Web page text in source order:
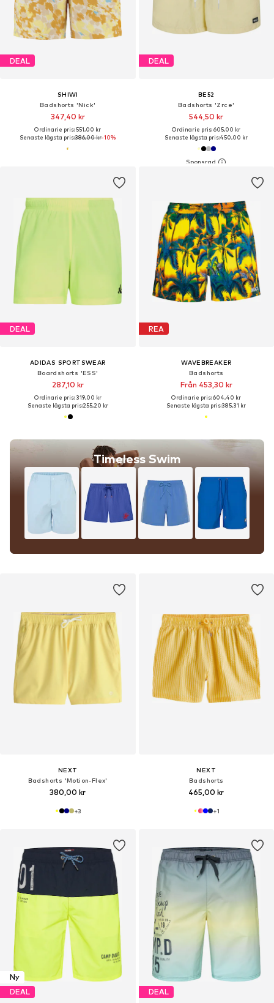
DEAL
SHIWI
Badshorts 'Nick'
347,40 kr
Ordinarie pris: 551,00 kr
Senaste lägsta pris:386,00 kr-10%
DEAL
BE52
Badshorts 'Zrce'
544,50 kr
Ordinarie pris: 605,00 kr
Senaste lägsta pris:450,00 kr
DEAL
ADIDAS SPORTSWEAR
Boardshorts 'ESS'
287,10 kr
Ordinarie pris: 319,00 kr
Senaste lägsta pris:255,20 kr
Timeless Swim
REA
WAVEBREAKER
Badshorts
Från 453,30 kr
Ordinarie pris: 604,40 kr
Senaste lägsta pris:385,31 kr
NEXT
Badshorts 'Motion-Flex'
380,00 kr
+3
NEXT
Badshorts
465,00 kr
+1
Ny
DEAL
DEAL